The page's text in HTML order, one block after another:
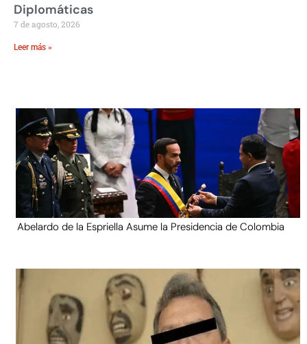
Diplomáticas
7 de agosto, 2026
Leer más »
Abelardo de la Espriella Asume la Presidencia de Colombia